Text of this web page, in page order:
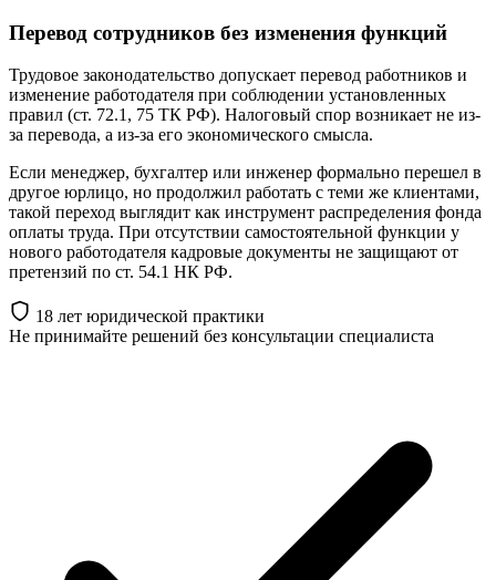
Перевод сотрудников без изменения функций
Трудовое законодательство допускает перевод работников и
изменение работодателя при соблюдении установленных
правил (ст. 72.1, 75 ТК РФ). Налоговый спор возникает не из-
за перевода, а из-за его экономического смысла.
Если менеджер, бухгалтер или инженер формально перешел в
другое юрлицо, но продолжил работать с теми же клиентами,
такой переход выглядит как инструмент распределения фонда
оплаты труда. При отсутствии самостоятельной функции у
нового работодателя кадровые документы не защищают от
претензий по ст. 54.1 НК РФ.
18 лет юридической практики
Не принимайте решений без консультации специалиста